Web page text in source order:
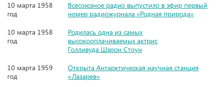
10 марта 1958
год
Всесоюзное радио выпустило в эфир первый
номер радиожурнала «Родная природа»
10 марта 1958
год
Родилась одна из самых
высокооплачиваемых актрис
Голливуда Шэрон Стоун
10 марта 1959
год
Открыта Антарктическая научная станция
«Лазарев»